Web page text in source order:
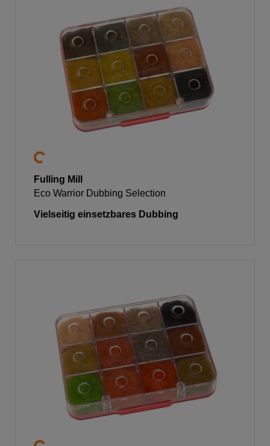
Fulling Mill
Eco Warrior Dubbing Selection
Vielseitig einsetzbares Dubbing